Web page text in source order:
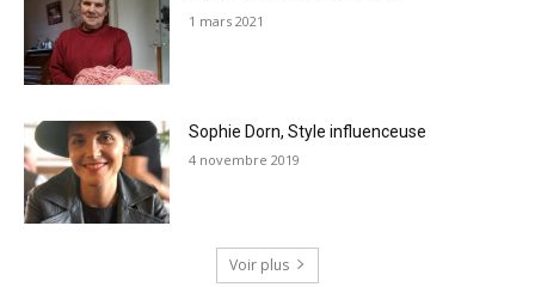
1 mars 2021
Sophie Dorn, Style influenceuse
4 novembre 2019
Voir plus